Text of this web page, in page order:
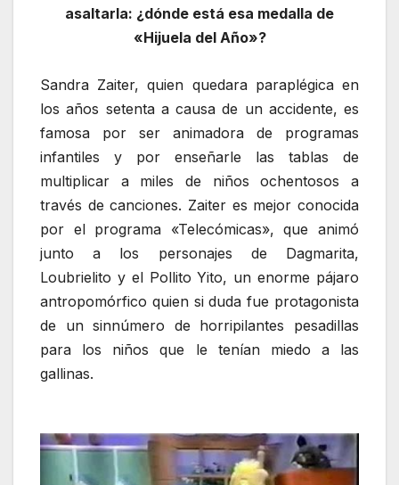
asaltarla: ¿dónde está esa medalla de
«Hijuela del Año»?
Sandra Zaiter, quien quedara paraplégica en
los años setenta a causa de un accidente, es
famosa por ser animadora de programas
infantiles y por enseñarle las tablas de
multiplicar a miles de niños ochentosos a
través de canciones. Zaiter es mejor conocida
por el programa «Telecómicas», que animó
junto a los personajes de Dagmarita,
Loubrielito y el Pollito Yito, un enorme pájaro
antropomórfico quien si duda fue protagonista
de un sinnúmero de horripilantes pesadillas
para los niños que le tenían miedo a las
gallinas.